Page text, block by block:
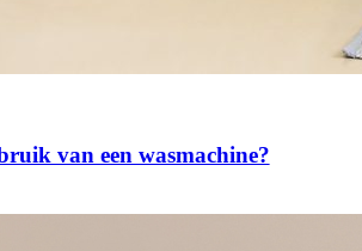
van een wasmachine?